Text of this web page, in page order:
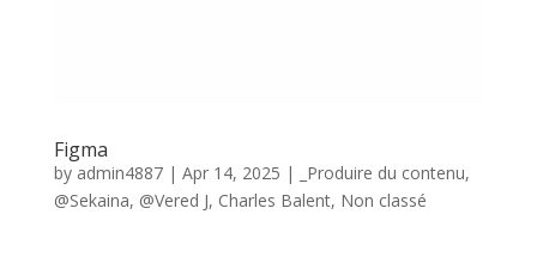
Figma
by admin4887| Apr 14, 2025 | _Produire du contenu,
@Sekaina, @Vered J, Charles Balent, Non classé